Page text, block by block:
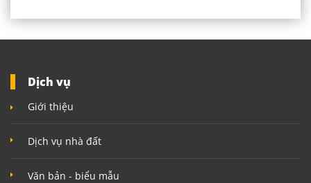
Dịch vụ
Giới thiệu
Dịch vụ nhà đất
Văn bản - biểu mẫu